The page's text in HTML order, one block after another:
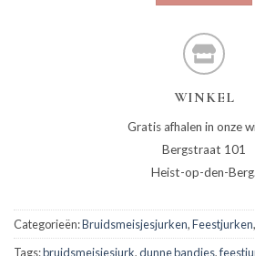
WINKEL
Gratis afhalen in onze
Bergstraat 101
Heist-op-den-Berg.
Categorieën:Bruidsmeisjesjurken,Feestjurken,
Tags:bruidsmeisjesjurk,dunne bandjes,